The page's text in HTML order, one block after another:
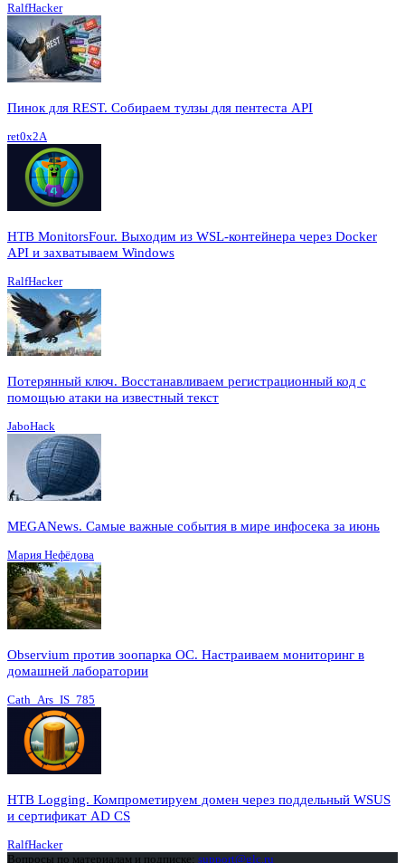
RalfHacker
Пинок для REST. Собираем тулзы для пентеста API
ret0x2A
HTB MonitorsFour. Выходим из WSL-контейнера через Docker
API и захватываем Windows
RalfHacker
Потерянный ключ. Восстанавливаем регистрационный код с
помощью атаки на известный текст
JaboHack
MEGANews. Cамые важные события в мире инфосека за июнь
Мария Нефёдова
Observium против зоопарка ОС. Настраиваем мониторинг в
домашней лаборатории
Cath_Ars_IS_785
HTB Logging. Компрометируем домен через поддельный WSUS
и сертификат AD CS
RalfHacker
Вопросы по материалам и подписке: support@glc.ru